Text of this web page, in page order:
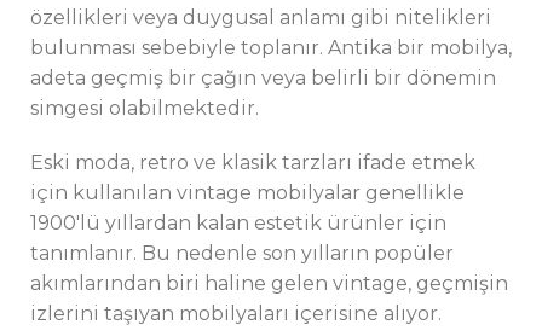
özellikleri veya duygusal anlamı gibi nitelikleri
bulunması sebebiyle toplanır. Antika bir mobilya,
adeta geçmiş bir çağın veya belirli bir dönemin
simgesi olabilmektedir.
Eski moda, retro ve klasik tarzları ifade etmek
için kullanılan vintage mobilyalar genellikle
1900'lü yıllardan kalan estetik ürünler için
tanımlanır. Bu nedenle son yılların popüler
akımlarından biri haline gelen vintage, geçmişin
izlerini taşıyan mobilyaları içerisine alıyor.